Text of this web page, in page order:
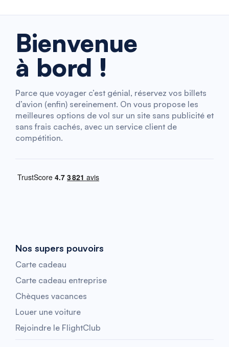
Bienvenue
à bord !
Parce que voyager c’est génial, réservez vos billets
d’avion (enfin) sereinement. On vous propose les
meilleures options de vol sur un site sans publicité et
sans frais cachés, avec un service client de
compétition.
Nos supers pouvoirs
Carte cadeau
Carte cadeau entreprise
Chèques vacances
Louer une voiture
Rejoindre le FlightClub